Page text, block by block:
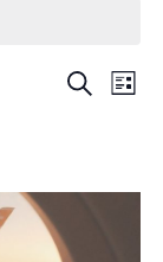
y
Buscar
de
Lista